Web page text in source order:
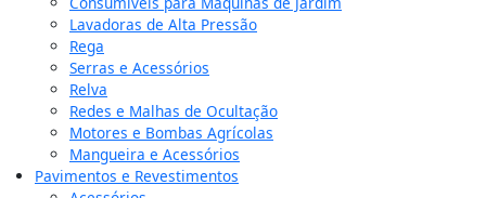
Lavadoras de Alta Pressão
Rega
Serras e Acessórios
Relva
Redes e Malhas de Ocultação
Motores e Bombas Agrícolas
Mangueira e Acessórios
Pavimentos e Revestimentos